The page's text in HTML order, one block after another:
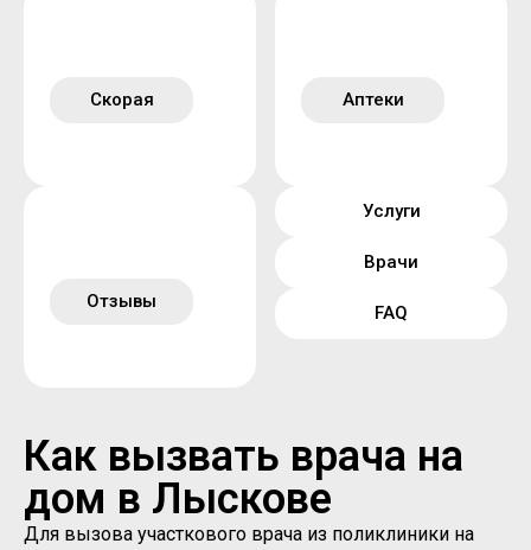
Скорая Аптеки
Отзывы
Услуги
Врачи
FAQ
Как вызвать врача на
дом в Лыскове
Для вызова участкового врача из поликлиники на